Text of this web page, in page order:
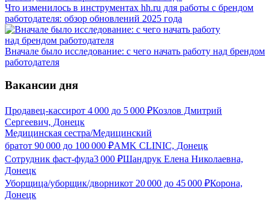
Что изменилось в инструментах hh.ru для работы с брендом
работодателя: обзор обновлений 2025 года
Вначале было исследование: с чего начать работу над брендом
работодателя
Вакансии дня
Продавец-кассирот 4 000 до 5 000 ₽Козлов Дмитрий
Сергеевич, Донецк
Медицинская сестра/Медицинский
братот 90 000 до 100 000 ₽AMK CLINIC, Донецк
Сотрудник фаст-фуда3 000 ₽Шандрук Елена Николаевна,
Донецк
Уборщица/уборщик/дворникот 20 000 до 45 000 ₽Корона,
Донецк